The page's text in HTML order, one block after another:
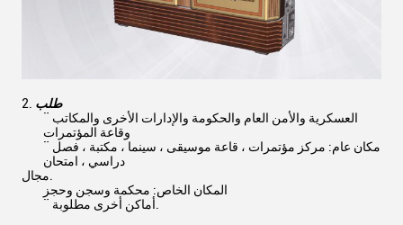
طلب
¨ العسكرية والأمن العام والحكومة والإدارات الأخرى والمكاتب
وقاعة المؤتمرات
¨ مكان عام: مركز مؤتمرات ، قاعة موسيقى ، سينما ، مكتبة ، فصل
دراسي ، امتحان
مجال.
المكان الخاص: محكمة وسجن وحجز
¨ أماكن أخرى مطلوبة.